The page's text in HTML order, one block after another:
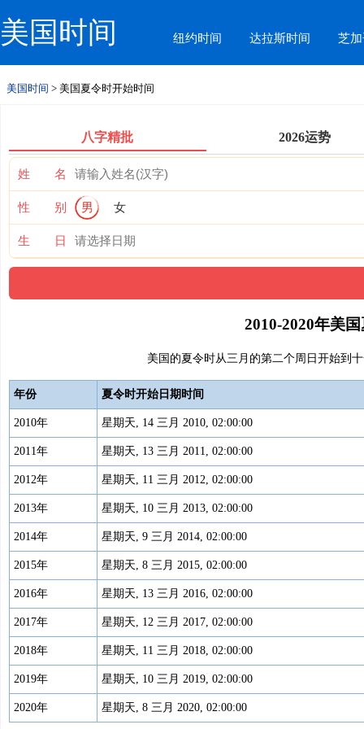
美国时间 纽约时间 达拉斯时间 芝
美国时间 > 美国夏令时开始时间
八字精批 2026运势
姓 名
性 别 男 女
生 日
2010-2020年美
美国的夏令时从三月的第二个周日开始到
年份 夏令时开始日期时间
2010年 星期天, 14 三月 2010, 02:00:00
2011年 星期天, 13 三月 2011, 02:00:00
2012年 星期天, 11 三月 2012, 02:00:00
2013年 星期天, 10 三月 2013, 02:00:00
2014年 星期天, 9 三月 2014, 02:00:00
2015年 星期天, 8 三月 2015, 02:00:00
2016年 星期天, 13 三月 2016, 02:00:00
2017年 星期天, 12 三月 2017, 02:00:00
2018年 星期天, 11 三月 2018, 02:00:00
2019年 星期天, 10 三月 2019, 02:00:00
2020年 星期天, 8 三月 2020, 02:00:00